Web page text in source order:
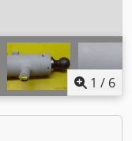
1 / 6